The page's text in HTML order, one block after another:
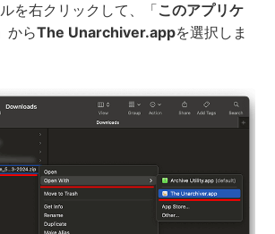
を右クリックして、「このアプリケ
」からThe Unarchiver.appを選択しま